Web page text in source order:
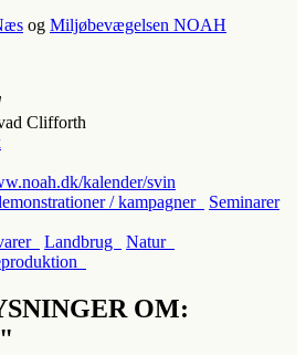
og Miljøbevægelsen NOAH
Clifforth
kalender/svin
/ kampagner
Seminarer
Landbrug
Natur
OM: